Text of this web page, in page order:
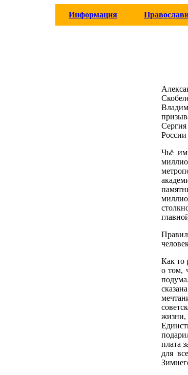
Информация
России
Чьё
Как то
о том,
жизни,
плата
для